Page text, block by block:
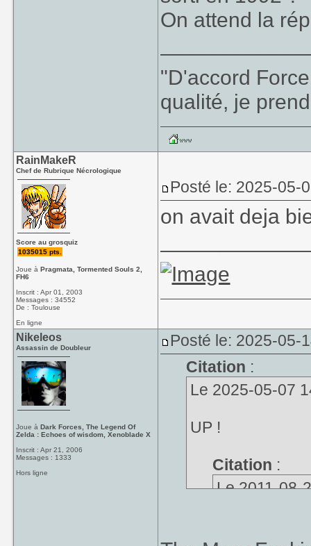
On attend la
"D'accord
qualité, je
RainMakeR
Chef de Rubrique Nécrologique
Score au grosquiz
1035015 pts.
Joue àPragmata, Tormented Souls 2,
FH6
Inscrit : Apr 01, 2003
Messages : 34552
De : Toulouse
En ligne
Posté le: 2025-05-
on avait deja
Nikeleos
Assassin de Doubleur
Joue àDark Forces, The Legend Of
Zelda : Echoes of wisdom, Xenoblade X
Inscrit : Apr 21, 2006
Messages : 1333
Hors ligne
Posté le: 2025-05-
Citation :
Le 2025-05-07
UP !
Citation :
Le 2011-08-